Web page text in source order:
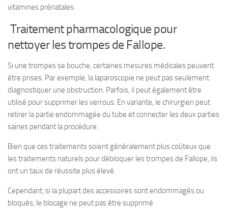
vitamines prénatales.
Traitement pharmacologique pour
nettoyer les trompes de Fallope.
Si une trompes se bouche, certaines mesures médicales peuvent
être prises. Par exemple, la laparoscopie ne peut pas seulement
diagnostiquer une obstruction. Parfois, il peut également être
utilisé pour supprimer les verrous. En variante, le chirurgien peut
retirer la partie endommagée du tube et connecter les deux parties
saines pendant la procédure.
Bien que ces traitements soient généralement plus coûteux que
les traitements naturels pour débloquer les trompes de Fallope, ils
ont un taux de réussite plus élevé.
Cependant, si la plupart des accessoires sont endommagés ou
bloqués, le blocage ne peut pas être supprimé